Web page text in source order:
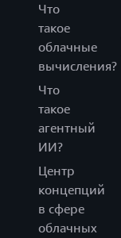
Что
такое
облачные
вычисления?
Что
такое
агентный
ИИ?
Центр
концепций
в сфере
облачных